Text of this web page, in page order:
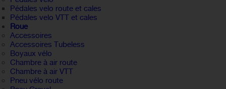
Pédales velo route et cales
Pédales velo VTT et cales
Roue
Accessoires
Accessoires Tubeless
Boyaux vélo
Chambre à air route
Chambre à air VTT
Pneu vélo route